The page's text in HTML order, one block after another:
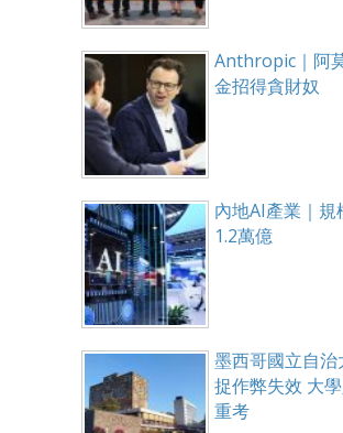
Anthropic｜阿
金招得貪財奴
內地AI產業｜規
1.2萬億
墨西哥國立自治
捉作弊失效 大
重考